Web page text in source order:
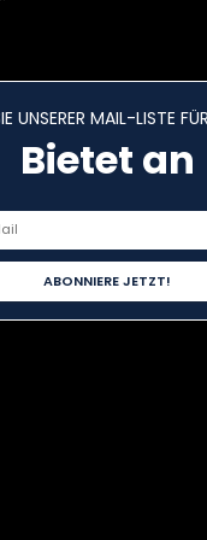
UNSERER MAIL-LISTE
Bietet an